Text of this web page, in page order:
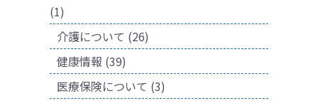
(1)
介護について (26)
健康情報 (39)
医療保険について (3)